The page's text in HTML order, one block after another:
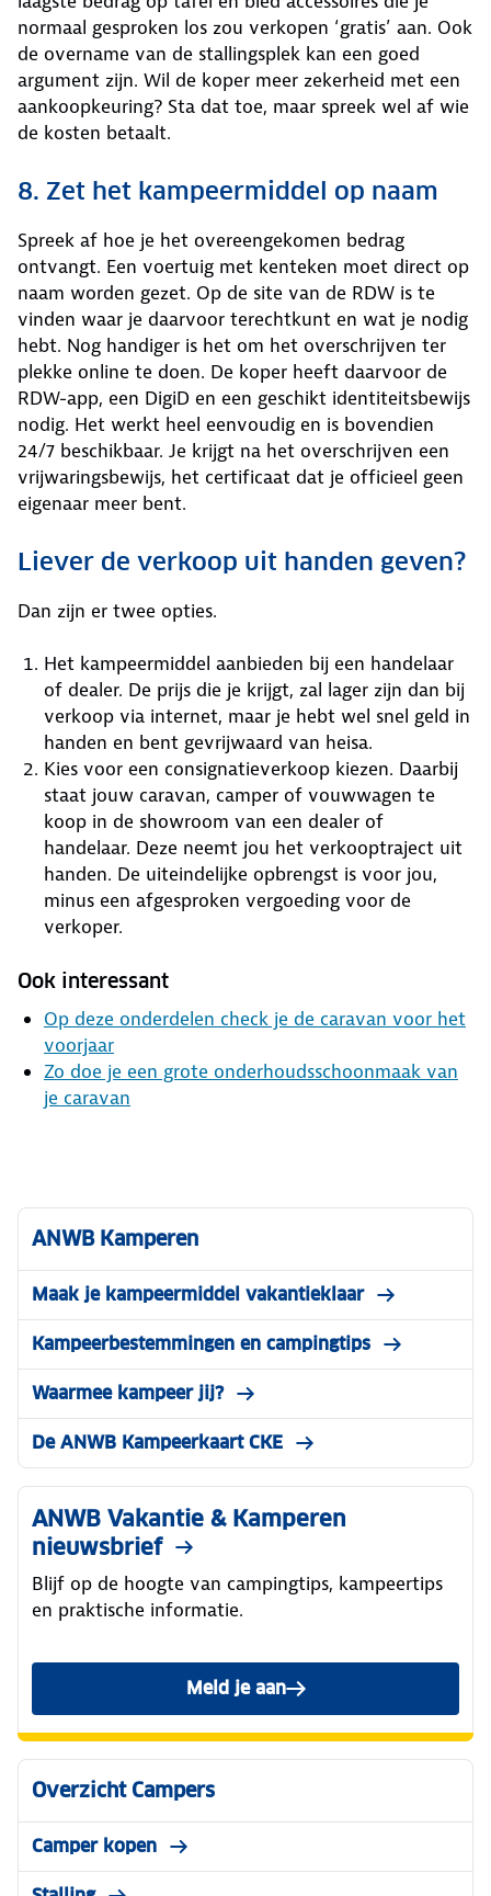
normaal gesproken los zou verkopen ‘gratis’ aan. Ook
de overname van de stallingsplek kan een goed
argument zijn. Wil de koper meer zekerheid met een
aankoopkeuring? Sta dat toe, maar spreek wel af wie
de kosten betaalt.
8. Zet het kampeermiddel op naam
Spreek af hoe je het overeengekomen bedrag
ontvangt. Een voertuig met kenteken moet direct op
naam worden gezet. Op de site van de RDW is te
vinden waar je daarvoor terechtkunt en wat je nodig
hebt. Nog handiger is het om het overschrijven ter
plekke online te doen. De koper heeft daarvoor de
RDW-app, een DigiD en een geschikt identiteitsbewijs
nodig. Het werkt heel eenvoudig en is bovendien
24/7 beschikbaar. Je krijgt na het overschrijven een
vrijwaringsbewijs, het certificaat dat je officieel geen
eigenaar meer bent.
Liever de verkoop uit handen geven?
Dan zijn er twee opties.
Het kampeermiddel aanbieden bij een handelaar
of dealer. De prijs die je krijgt, zal lager zijn dan bij
verkoop via internet, maar je hebt wel snel geld in
handen en bent gevrijwaard van heisa.
Kies voor een consignatieverkoop kiezen. Daarbij
staat jouw caravan, camper of vouwwagen te
koop in de showroom van een dealer of
handelaar. Deze neemt jou het verkooptraject uit
handen. De uiteindelijke opbrengst is voor jou,
minus een afgesproken vergoeding voor de
verkoper.
Ook interessant
Op deze onderdelen check je de caravan voor het
voorjaar
Zo doe je een grote onderhoudsschoonmaak van
je caravan
ANWB Kamperen
Maak je kampeermiddel vakantieklaar
Kampeerbestemmingen en campingtips
Waarmee kampeer jij?
De ANWB Kampeerkaart CKE
ANWB Vakantie & Kamperen
nieuwsbrief
Blijf op de hoogte van campingtips, kampeertips
en praktische informatie.
Meld je aan
Overzicht Campers
Camper kopen